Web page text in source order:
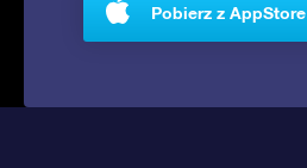
Pobierz z AppStore